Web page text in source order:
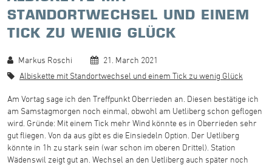
STANDORTWECHSEL UND EINEM
TICK ZU WENIG GLÜCK
Markus Roschi
21. March 2021
Albiskette mit Standortwechsel und einem Tick zu wenig Glück
Am Vortag sage ich den Treffpunkt Oberrieden an. Diesen bestätige ich
am Samstagmorgen noch einmal, obwohl am Uetliberg schon geflogen
wird. Gründe: Mit einem Tick mehr Wind könnte es in Oberrieden sehr
gut fliegen. Von da aus gibt es die Einsiedeln Option. Der Uetliberg
könnte in 1h zu stark sein (war schon im oberen Drittel). Station
Wädenswil zeigt gut an. Wechsel an den Uetliberg auch später noch